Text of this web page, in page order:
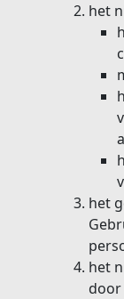
het
het
het
door